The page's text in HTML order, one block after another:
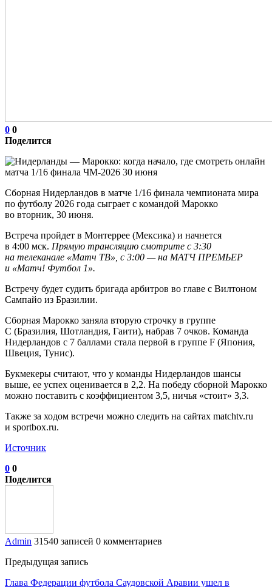
0 0
Поделится
Сборная Нидерландов в матче 1/16 финала чемпионата мира
по футболу 2026 года сыграет с командой Марокко
во вторник, 30 июня.
Встреча пройдет в Монтеррее (Мексика) и начнется
в 4:00 мск. Прямую трансляцию смотрите с 3:30
на телеканале «Матч ТВ», с 3:00 — на МАТЧ ПРЕМЬЕР
и «Матч! Футбол 1».
Встречу будет судить бригада арбитров во главе с Вилтоном
Сампайо из Бразилии.
Сборная Марокко заняла вторую строчку в группе
C (Бразилия, Шотландия, Гаити), набрав 7 очков. Команда
Нидерландов с 7 баллами стала первой в группе F (Япония,
Швеция, Тунис).
Букмекеры считают, что у команды Нидерландов шансы
выше, ее успех оценивается в 2,2. На победу сборной Марокко
можно поставить с коэффициентом 3,5, ничья «стоит» 3,3.
Также за ходом встречи можно следить на сайтах matchtv.ru
и sportbox.ru.
Источник
0 0
Поделится
Admin 31540 записей 0 комментариев
Предыдущая запись
Глава Федерации футбола Саудовской Аравии ушел в